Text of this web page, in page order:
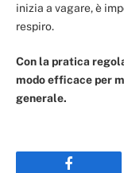
inizia a vagare, è
respiro.
Con la pratica
modo efficace per
generale.